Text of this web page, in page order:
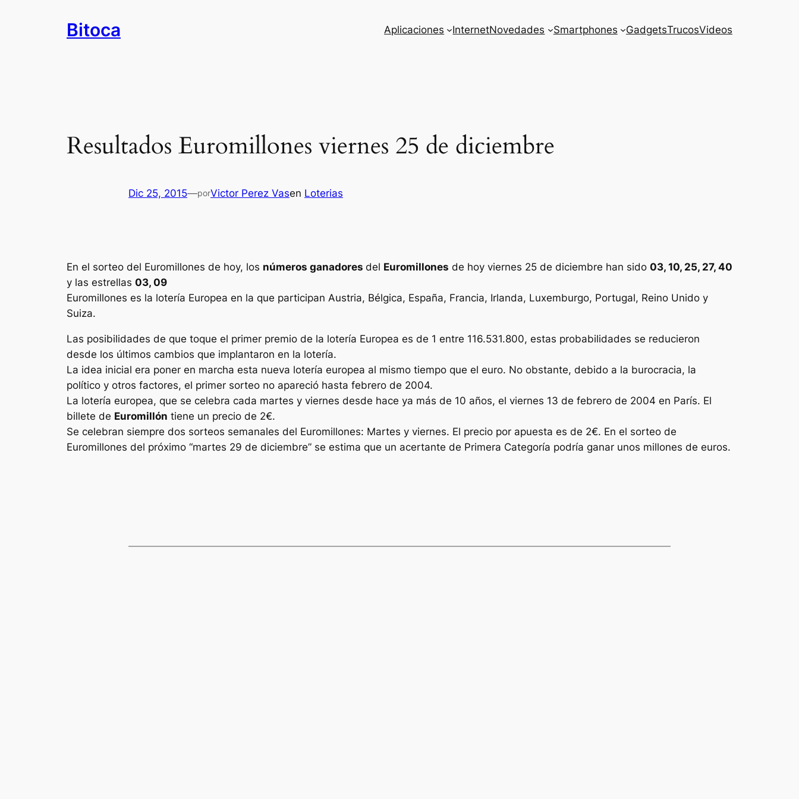
Bitoca Aplicaciones InternetNovedades Smartphones GadgetsTrucosVideos
Resultados Euromillones viernes 25 de diciembre
Dic 25, 2015—porVictor Perez Vasen Loterias
En el sorteo del Euromillones de hoy, los números ganadores del Euromillones de hoy viernes 25 de diciembre han sido 03, 10, 25, 27, 40
y las estrellas 03, 09
Euromillones es la lotería Europea en la que participan Austria, Bélgica, España, Francia, Irlanda, Luxemburgo, Portugal, Reino Unido y
Suiza.
Las posibilidades de que toque el primer premio de la lotería Europea es de 1 entre 116.531.800, estas probabilidades se reducieron
desde los últimos cambios que implantaron en la lotería.
La idea inicial era poner en marcha esta nueva lotería europea al mismo tiempo que el euro. No obstante, debido a la burocracia, la
político y otros factores, el primer sorteo no apareció hasta febrero de 2004.
La lotería europea, que se celebra cada martes y viernes desde hace ya más de 10 años, el viernes 13 de febrero de 2004 en París. El
billete de Euromillón tiene un precio de 2€.
Se celebran siempre dos sorteos semanales del Euromillones: Martes y viernes. El precio por apuesta es de 2€. En el sorteo de
Euromillones del próximo “martes 29 de diciembre” se estima que un acertante de Primera Categoría podría ganar unos millones de euros.